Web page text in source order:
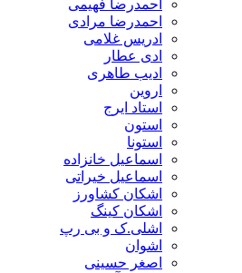
احمدرضا فهیمی
احمدرضا مرادی
ادریس غلامی
ادی عطار
ادیب طاهری
اروین
استاد ایرج
استون
استونا
اسماعیل خانزاده
اسماعیل خیراتی
اشکان کشاورز
اشکان کینگ
اشلی.ک و بی رپ
اشوان
اصغر حسینی